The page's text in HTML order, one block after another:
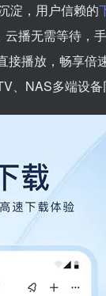
淀，用户信赖的
云播无需等待，
接播放，畅享
、NAS多端设